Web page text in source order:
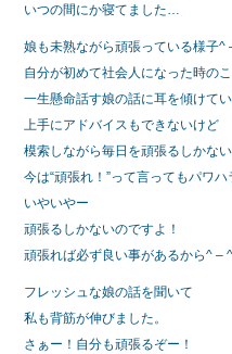
いつの間にか寝てました…
娘も未熟ながら頑張っている様子^
自分が初めて社会人になった時の
一生懸命話す娘の話に耳を傾けてい
上手にアドバイスもできないけど
模索しながら毎日を頑張るしかない
今は“頑張れ！”って言ってもパワハ
いやいやー
頑張るしかないのですよ！
頑張れば必ず良い事があるから^ – ^
フレッシュな娘の話を聞いて
私も背筋が伸びました。
さぁー！自分も頑張るぞー！